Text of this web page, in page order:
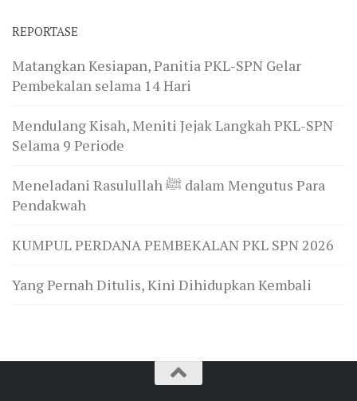
REPORTASE
Matangkan Kesiapan, Panitia PKL-SPN Gelar
Pembekalan selama 14 Hari
Mendulang Kisah, Meniti Jejak Langkah PKL-SPN
Selama 9 Periode
Meneladani Rasulullah ﷺ dalam Mengutus Para
Pendakwah
KUMPUL PERDANA PEMBEKALAN PKL SPN 2026
Yang Pernah Ditulis, Kini Dihidupkan Kembali